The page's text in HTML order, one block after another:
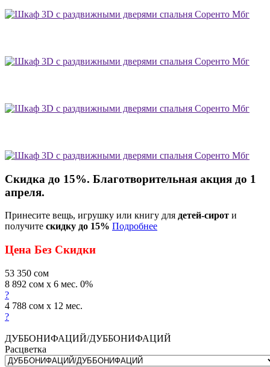
Скидка до 15%. Благотворительная акция до 1
апреля.
Принесите вещь, игрушку или книгу для детей-сирот и
получите скидку до 15% Подробнее
Цена Без Скидки
53 350 сом
8 892 сом x 6 мес. 0%
?
4 788 сом x 12 мес.
?
ДУББОНИФАЦИЙ/ДУББОНИФАЦИЙ
Расцветка